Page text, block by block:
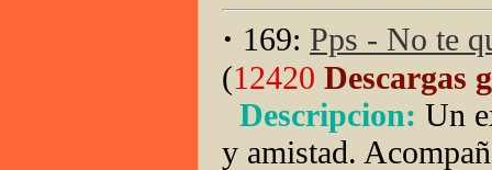
· 169: Pps - No te
(12420 Descargas
Descripcion: Un
y amistad.